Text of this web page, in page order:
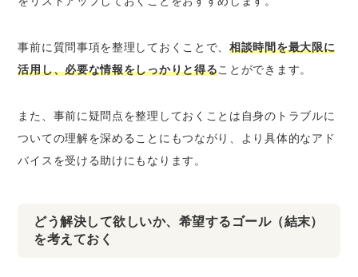
事前に質問事項を整理しておくことで、相談時間を最大限に
活用し、必要な情報をしっかりと得ることができます。
また、事前に疑問点を整理しておくことは自身のトラブルに
ついての理解を深めることにもつながり、より具体的なアド
バイスを受ける助けにもなります。
どう解決して欲しいか、希望するゴール（結末）
を考えておく